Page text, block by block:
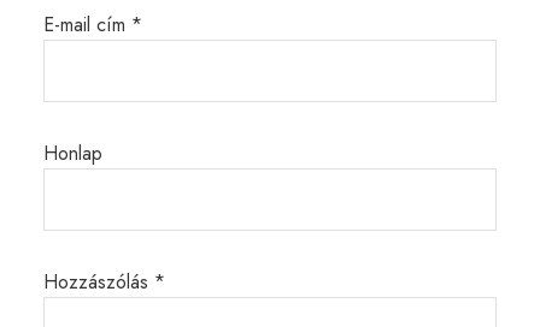
E-mail cím *
Honlap
Hozzászólás *